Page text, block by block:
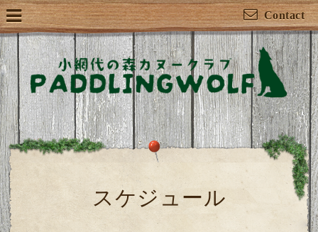
Contact
スケジュール